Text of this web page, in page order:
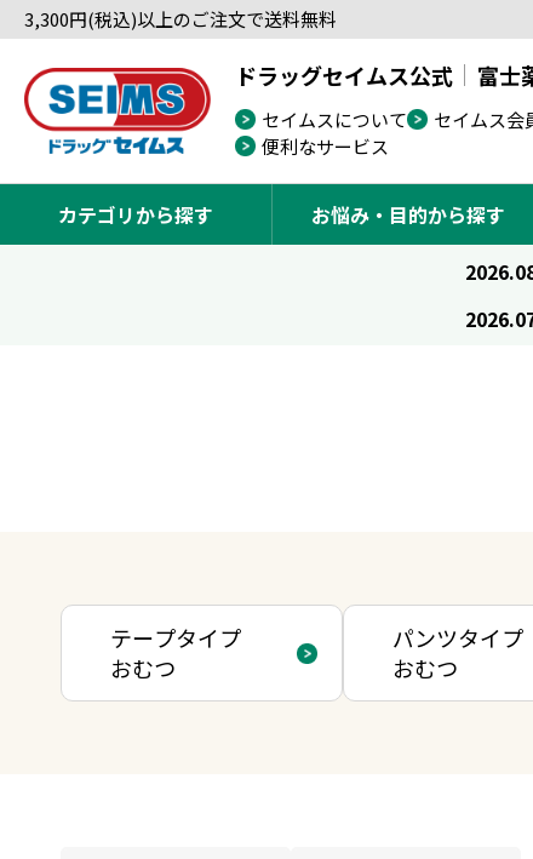
3,300円(税込)以上のご注文で送料無料
ドラッグセイムス公式 富士
セイムスについて セイムス会
便利なサービス
カテゴリから探す お悩み・目的から探す
テープタイプ
おむつ
パンツタイプ
おむつ